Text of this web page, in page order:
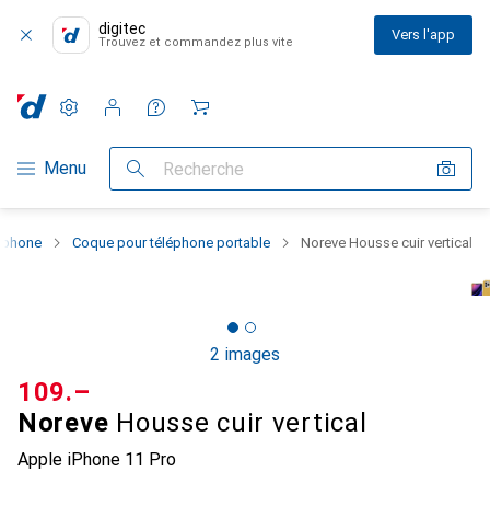
digitec
Trouvez et commandez plus vite Vers l'app
Navigation par catégorie
Menu Recherche
Paramètres
Compte client
Listes de comparaison
Listes d'envies
Panier
Coque pour téléphone portable Noreve Housse cuir vertical
2 images
Noreve Housse cuir vertical
Apple iPhone 11 Pro
CHF
109.–